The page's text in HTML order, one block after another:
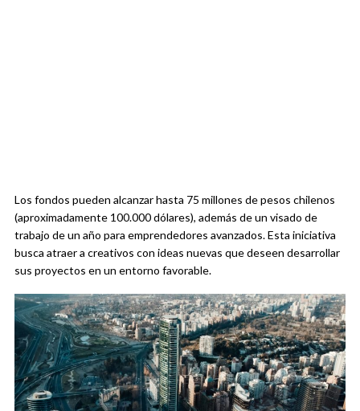
Los fondos pueden alcanzar hasta 75 millones de pesos chilenos
(aproximadamente 100.000 dólares), además de un visado de
trabajo de un año para emprendedores avanzados. Esta iniciativa
busca atraer a creativos con ideas nuevas que deseen desarrollar
sus proyectos en un entorno favorable.